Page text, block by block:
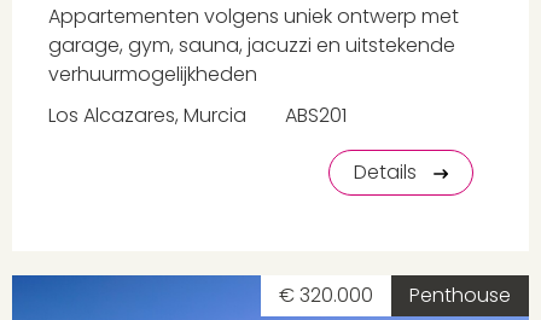
Appartementen volgens uniek ontwerp met
garage, gym, sauna, jacuzzi en uitstekende
verhuurmogelijkheden
Los Alcazares, Murcia
ABS201
Details
Penthouse
€ 320.000